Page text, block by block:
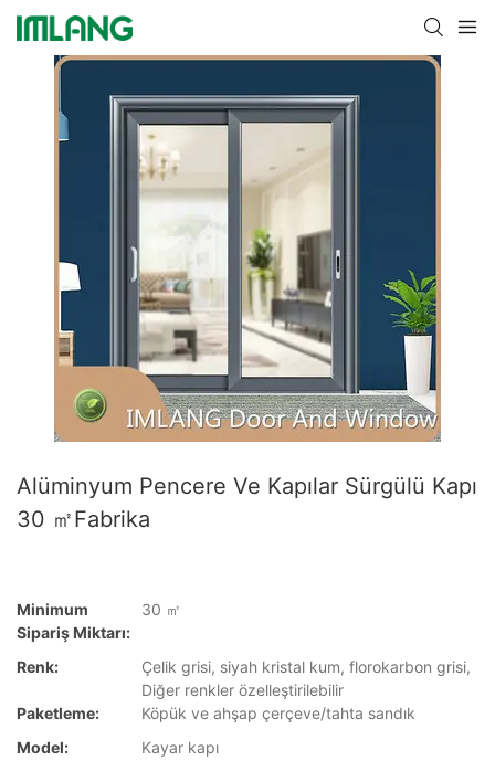
Alüminyum Pencere Ve Kapılar Sürgülü Kapı
30 ㎡fabrika
Minimum
Sipariş Miktarı:
30 ㎡
Renk:
Çelik grisi, siyah kristal kum, florokarbon grisi,
Diğer renkler özelleştirilebilir
Paketleme:
Köpük ve ahşap çerçeve/tahta sandık
Model:
Kayar kapı